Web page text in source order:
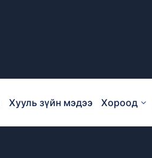
Хууль зүйн мэдээ Хороод